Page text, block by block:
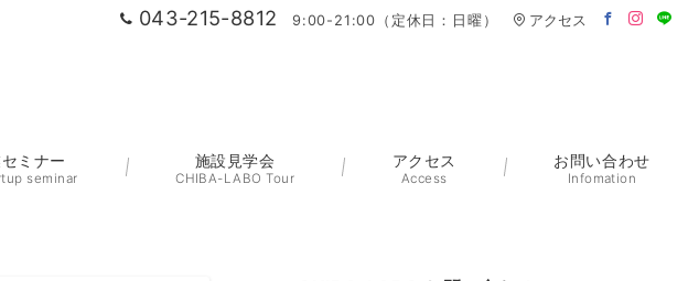
043-215-8812 9:00-21:00（定休日：日曜） アクセス
ミナー
seminar
施設見学会
CHIBA-LABO Tour
アクセス
Access
お問い合わせ
Infomation